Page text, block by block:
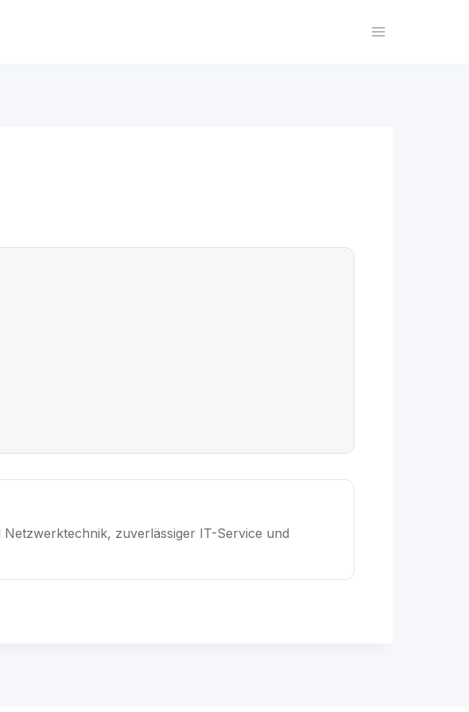
zuverlässiger IT-Service und